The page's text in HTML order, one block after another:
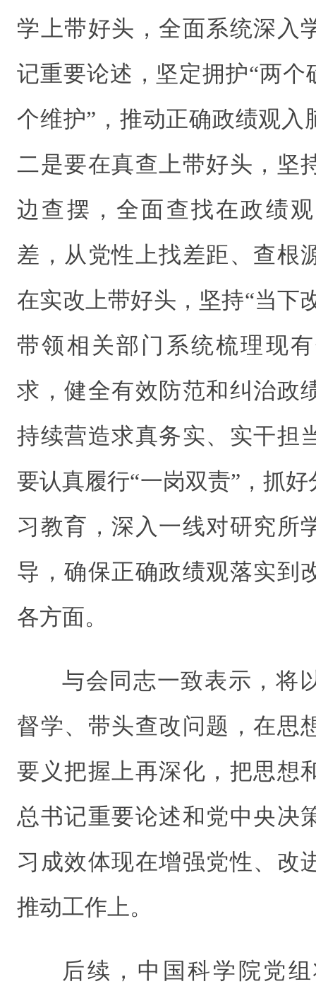
学上带好头，全面系统深入
记重要论述，坚定拥护“两个
个维护”，推动正确政绩观入
二是要在真查上带好头，坚
边查摆，全面查找在政绩
差，从党性上找差距、查根
在实改上带好头，坚持“当下
带领相关部门系统梳理现
求，健全有效防范和纠治政
持续营造求真务实、实干担
要认真履行“一岗双责”，抓
习教育，深入一线对研究所
导，确保正确政绩观落实到
各方面。
与会同志一致表示，将
督学、带头查改问题，在思
要义把握上再深化，把思想
总书记重要论述和党中央决
习成效体现在增强党性、改
推动工作上。
后续，中国科学院党